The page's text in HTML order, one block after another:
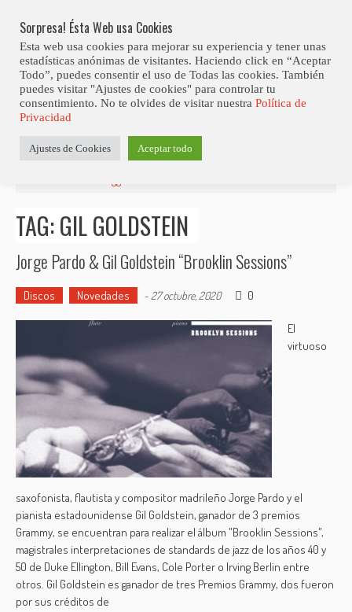
content
Estás aquí
TAG: GIL GOLDSTEIN
Jorge Pardo & Gil Goldstein “Brooklin Sessions”
Discos Novedades - 27 octubre, 2020 0
El
virtuoso
saxofonista, flautista y compositor madrileño Jorge Pardo y el
pianista estadounidense Gil Goldstein, ganador de 3 premios
Grammy, se encuentran para realizar el álbum "Brooklin Sessions",
magistrales interpretaciones de standards de jazz de los años 40 y
50 de Duke Ellington, Bill Evans, Cole Porter o Irving Berlin entre
otros. Gil Goldstein es ganador de tres Premios Grammy, dos fueron
por sus créditos de
Sorpresa! Ésta Web usa Cookies
Esta web usa cookies para mejorar su experiencia y tener unas
estadísticas anónimas de visitantes. Haciendo click en “Aceptar
Todo”, puedes consentir el uso de Todas las cookies. También
puedes visitar "Ajustes de cookies" para controlar tu
consentimiento. No te olvides de visitar nuestra Política de
Privacidad
Ajustes de Cookies Aceptar todo